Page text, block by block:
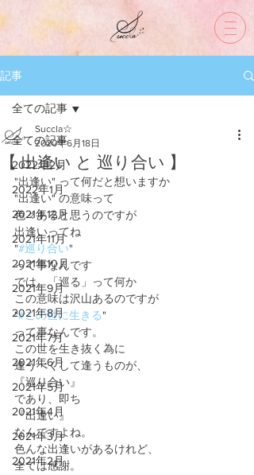
記事
全ての記事
2022年2月
2022年1月
2021年12月
2021年11月
2021年10月
2021年9月
2021年8月
2021年7月
2021年6月
2021年5月
2021年4月
2021年3月
2021年2月
全ての記事
【 出逢い と 巡り合い 】
Succla☆
2020年6月18日
"出逢い" って何だと想いますか
"出逢い" の意味って
色々あると思うのですが
出逢いってね
"#巡り合い"
って事なんです
では、「巡る」って何か
この意味は沢山あるのですが
"#この世に生きる"
って事なんです。
この世を生き抜く為に
逢うべくして逢うものが、
『巡り合い』
であり、即ち
『出逢い』
なんですよね。
色んな出逢いがあるけれど、
全ては感謝。